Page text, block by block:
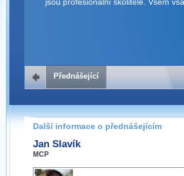
Přednášející
Další informace o přednášejícím
Jan Slavík
MCP